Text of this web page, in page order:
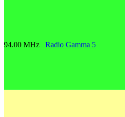
94.00 MHz Radio Gamma 5